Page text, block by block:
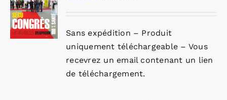
Sans expédition – Produit
uniquement téléchargeable – Vous
recevrez un email contenant un lien
de téléchargement.